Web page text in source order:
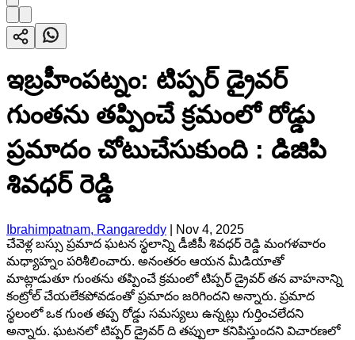
ఇబ్రహీంపట్నం: టిప్పర్ డ్రైవర్
గుంతను తప్పించే క్రమంలో రోడ్డు
ప్రమాదం చోటుచేసుకుంది : డిజిపి
శివధర్ రెడ్డి
Ibrahimpatnam, Rangareddy
Nov 4, 2025
చేవెళ్ల బస్సు ప్రమాద ఘటన స్థలాన్ని డీజీపీ శివధర్ రెడ్డి మంగళవారం
మధ్యాహ్నం పరిశీలించారు. అనంతరం ఆయన మీడియాతో
మాట్లాడుతూ గుంతను తప్పించే క్రమంలో టిప్పర్ డ్రైవర్ తన వాహనాన్ని
కంట్రోల్ చేయలేకపోవడంతో ప్రమాదం జరిగిందని అన్నారు. ప్రమాద
స్థలంలో ఒక గుంత తప్ప రోడ్డు సమస్యలు ఉన్నట్లు గుర్తించలేదని
అన్నారు. ఘటనలో టిప్పర్ డ్రైవర్ ది తప్పులా కనిపిస్తుందని విచారణలో